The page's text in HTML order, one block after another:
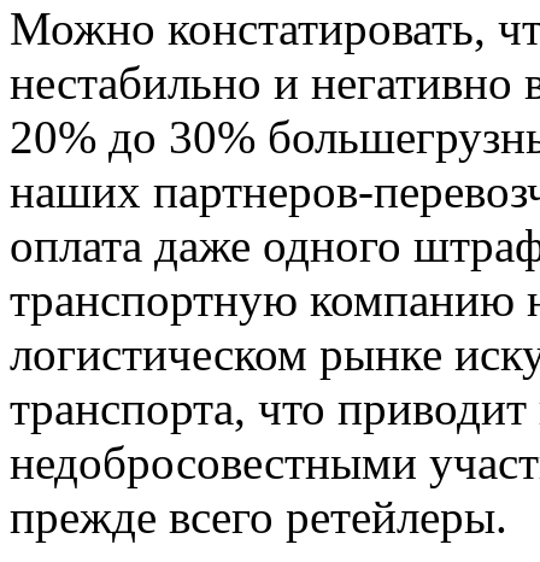
Можно констатировать,
нестабильно и
20% до 30%
наших партнеров-
оплата даже одного
транспортную компанию
логистическом рынке
транспорта, что
недобросовестными
прежде всего ретейлеры.